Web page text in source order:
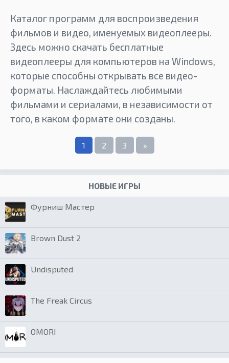
Каталог программ для воспроизведения
фильмов и видео, именуемых видеоплееры.
Здесь можно скачать бесплатные
видеоплееры для компьютеров на Windows,
которые способны открывать все видео-
форматы. Наслаждайтесь любимыми
фильмами и сериалами, в независимости от
того, в каком формате они созданы.
1 2 3 »
НОВЫЕ ИГРЫ
Фурниш Мастер
Brown Dust 2
Undisputed
The Freak Circus
OMORI